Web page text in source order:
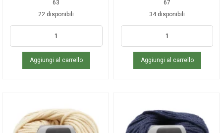
63
22 disponibili
Aggiungi al carrello
67
34 disponibili
Aggiungi al carrello